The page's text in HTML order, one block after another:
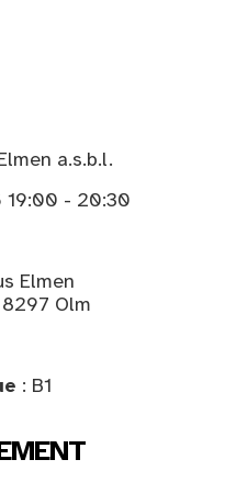
a.s.b.l.
- 20:30
Elmen
Olm
: B1